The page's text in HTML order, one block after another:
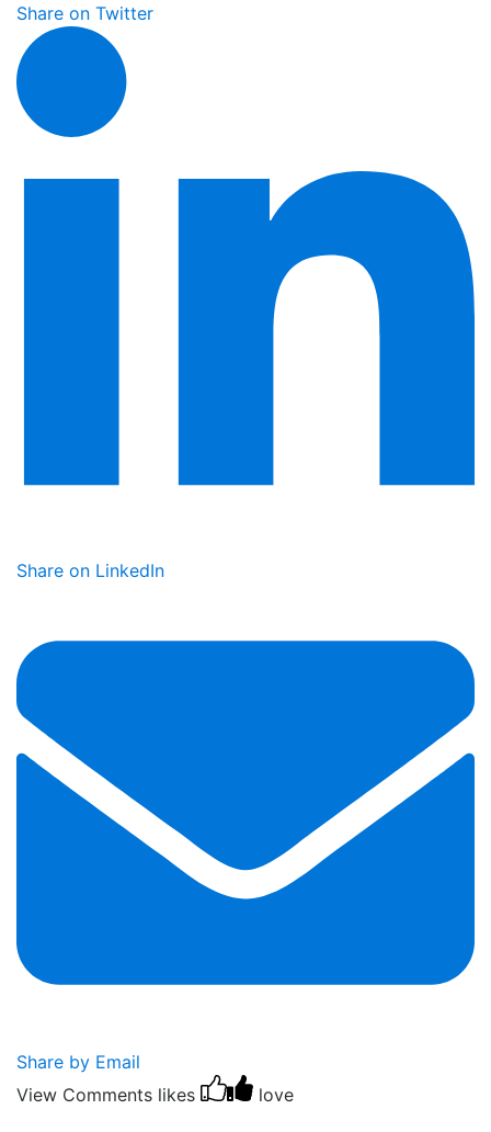
Share on Twitter
Share on LinkedIn
Share by Email
View Comments likes love